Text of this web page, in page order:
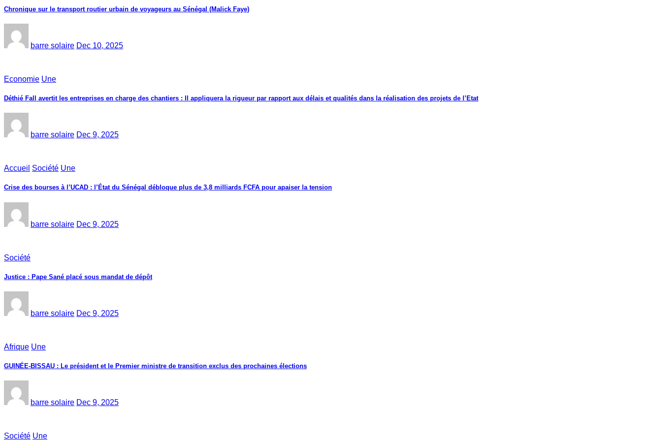
Chronique sur le transport routier urbain de voyageurs au Sénégal (Malick Faye)
barre solaire Dec 10, 2025
Economie Une
Déthié Fall avertit les entreprises en charge des chantiers : Il appliquera la rigueur par rapport aux délais et qualités dans la réalisation des projets de l’Etat
barre solaire Dec 9, 2025
Accueil Société Une
Crise des bourses à l’UCAD : l’État du Sénégal débloque plus de 3,8 milliards FCFA pour apaiser la tension
barre solaire Dec 9, 2025
Société
Justice : Pape Sané placé sous mandat de dépôt
barre solaire Dec 9, 2025
Afrique Une
GUINÉE-BISSAU : Le président et le Premier ministre de transition exclus des prochaines élections
barre solaire Dec 9, 2025
Société Une